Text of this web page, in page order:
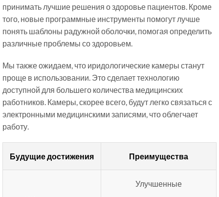
принимать лучшие решения о здоровье пациентов. Кроме
того, новые программные инструменты помогут лучше
понять шаблоны радужной оболочки, помогая определить
различные проблемы со здоровьем.
Мы также ожидаем, что иридологические камеры станут
проще в использовании. Это сделает технологию
доступной для большего количества медицинских
работников. Камеры, скорее всего, будут легко связаться с
электронными медицинскими записями, что облегчает
работу.
Будущие достижения Преимущества
Улучшенные